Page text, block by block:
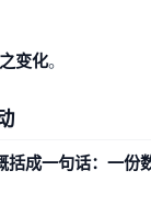
变化。
成一句话：一份